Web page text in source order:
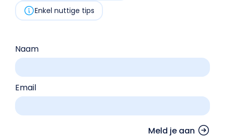
Enkel nuttige tips
Naam
Email